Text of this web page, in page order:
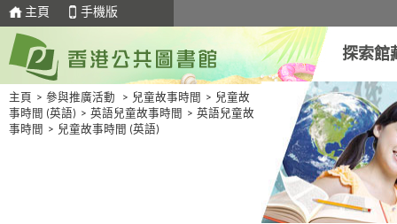
主頁 手機版
探索館
主頁 > 參與推廣活動 > 兒童故事時間 > 兒童故
事時間 (英語) > 英語兒童故事時間 > 英語兒童故
事時間
> 兒童故事時間 (英語)